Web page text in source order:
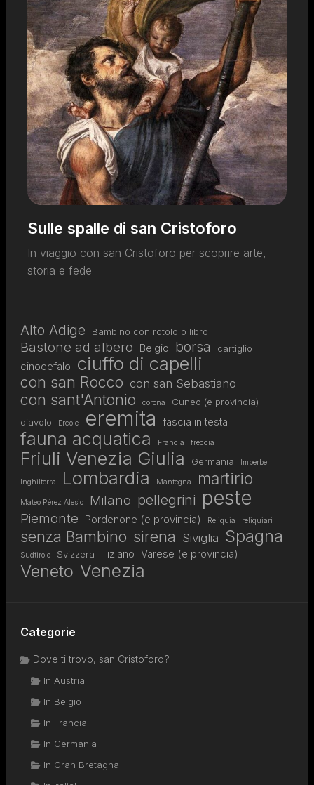
Sulle spalle di san Cristoforo
In viaggio con san Cristoforo per scoprire arte,
storia e fede
Alto Adige Bambino con rotolo o libro
Bastone ad albero Belgio borsa cartiglio
cinocefalo ciuffo di capelli
con san Rocco con san Sebastiano
con sant'Antonio corona
Cuneo (e provincia)
diavolo
Ercole eremita fascia in testa
fauna acquatica Francia freccia
Friuli Venezia Giulia Germania Imberbe
Inghilterra Lombardia Mantegna martirio
Mateo Pérez Alesio Milano pellegrini peste
Piemonte Pordenone (e provincia) Reliquia reliquiari
senza Bambino sirena Siviglia Spagna
Sudtirolo Svizzera Tiziano Varese (e provincia)
Veneto Venezia
Categorie
Dove ti trovo, san Cristoforo?
In Austria
In Belgio
In Francia
In Germania
In Gran Bretagna